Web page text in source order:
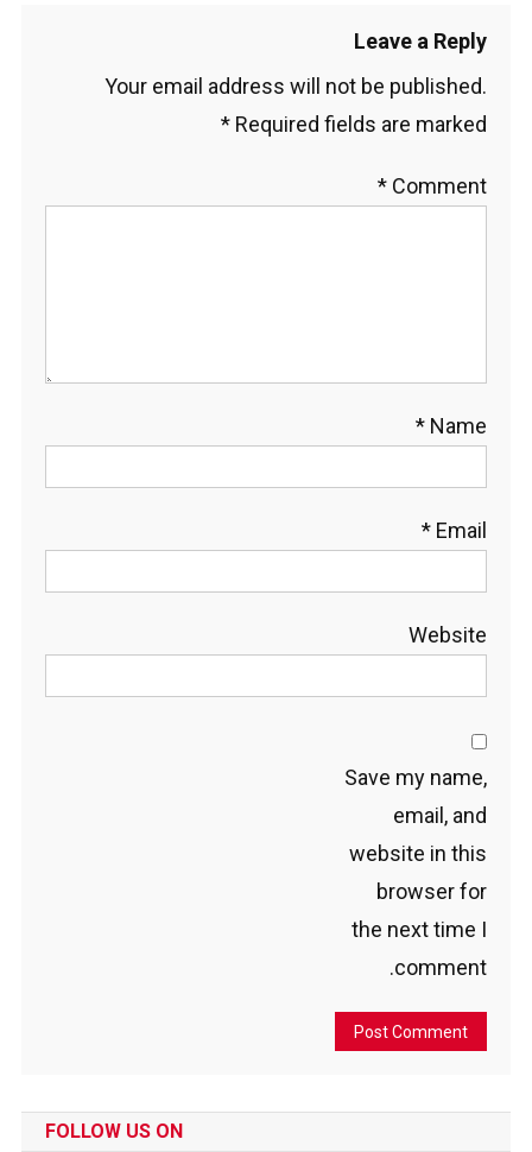
Leave a Reply
Your email address will not be published.
Required fields are marked
*
Comment
*
Name
*
Email
*
Website
Save my name,
email, and
website in this
browser for
the next time I
comment.
FOLLOW US ON